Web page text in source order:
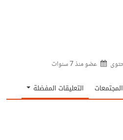
عضو منذ7 سنوات
المجتمعات التعليقات المفضلة